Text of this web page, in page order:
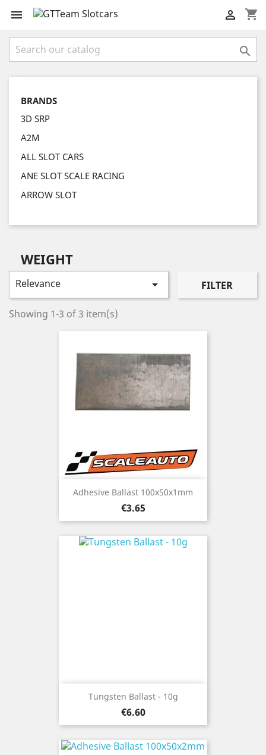
 shopping_cart


BRANDS
3D SRP
A2M
ALL SLOT CARS
ANE SLOT SCALE RACING
ARROW SLOT
WEIGHT
Relevance  FILTER
Showing 1-3 of 3 item(s)
Adhesive Ballast 100x50x1mm
Price
€3.65
Tungsten Ballast - 10g
Price
€6.60